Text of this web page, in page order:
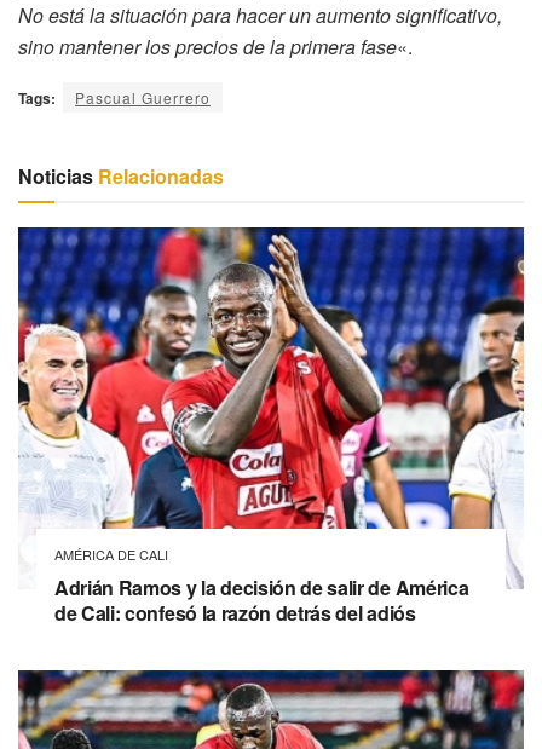
No está la situación para hacer un aumento significativo,
sino mantener los precios de la primera fase«.
Tags: Pascual Guerrero
Noticias Relacionadas
AMÉRICA DE CALI
Adrián Ramos y la decisión de salir de América
de Cali: confesó la razón detrás del adiós